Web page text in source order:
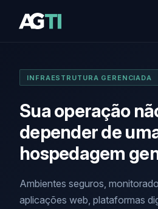
INFRAESTRUTURA GERENCIADA
Sua operação
depender de
hospedagem
Ambientes seguros,
aplicações web, plataformas